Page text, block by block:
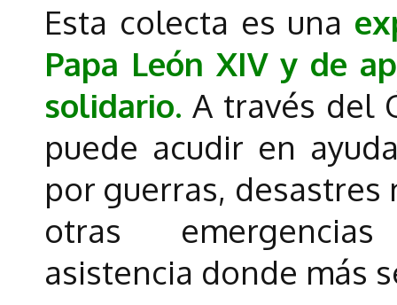
Esta colecta es una
Papa León XIV y de
solidario. A través del
puede acudir en
por guerras,
otras
asistencia donde más